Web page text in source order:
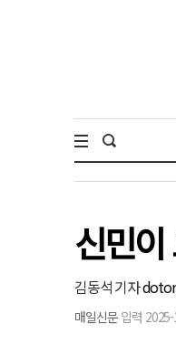
신민
김동석 기자
매일신문 입력